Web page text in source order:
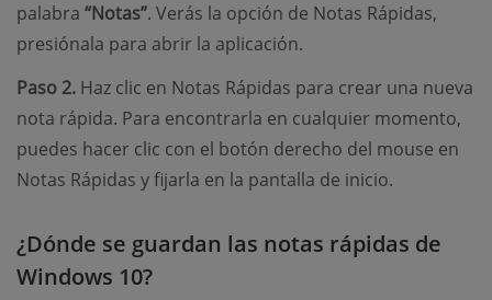
palabra “Notas”. Verás la opción de Notas Rápidas,
presiónala para abrir la aplicación.
Paso 2. Haz clic en Notas Rápidas para crear una nueva
nota rápida. Para encontrarla en cualquier momento,
puedes hacer clic con el botón derecho del mouse en
Notas Rápidas y fijarla en la pantalla de inicio.
¿Dónde se guardan las notas rápidas de
Windows 10?